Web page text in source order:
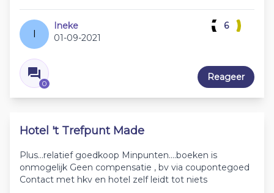
Ineke
01-09-2021
0
6
Reageer
Hotel 't Trefpunt Made
Plus...relatief goedkoop Minpunten....boeken is
onmogelijk Geen compensatie , bv via coupontegoed
Contact met hkv en hotel zelf leidt tot niets